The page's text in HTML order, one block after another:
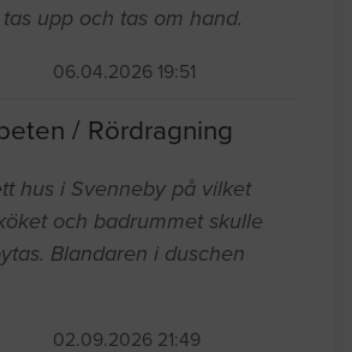
upp och tas om hand.
06.04.2026 19:51
/ Rördragning
hus i Svenneby på vilket
och badrummet skulle
Blandaren i duschen
02.09.2026 21:49